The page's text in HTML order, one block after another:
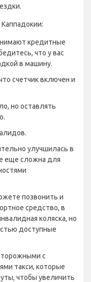
кредитные
что у вас
в машину.
счетчик включен и
но оставлять
улучшилась в
еще сложна для
позвонить и
средство, в
коляска, но
доступные
с
такси, которые
чтобы увеличить